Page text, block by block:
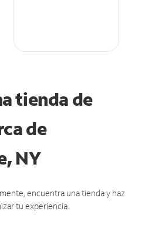
tienda de
de
NY
encuentra una tienda y haz
tu experiencia.